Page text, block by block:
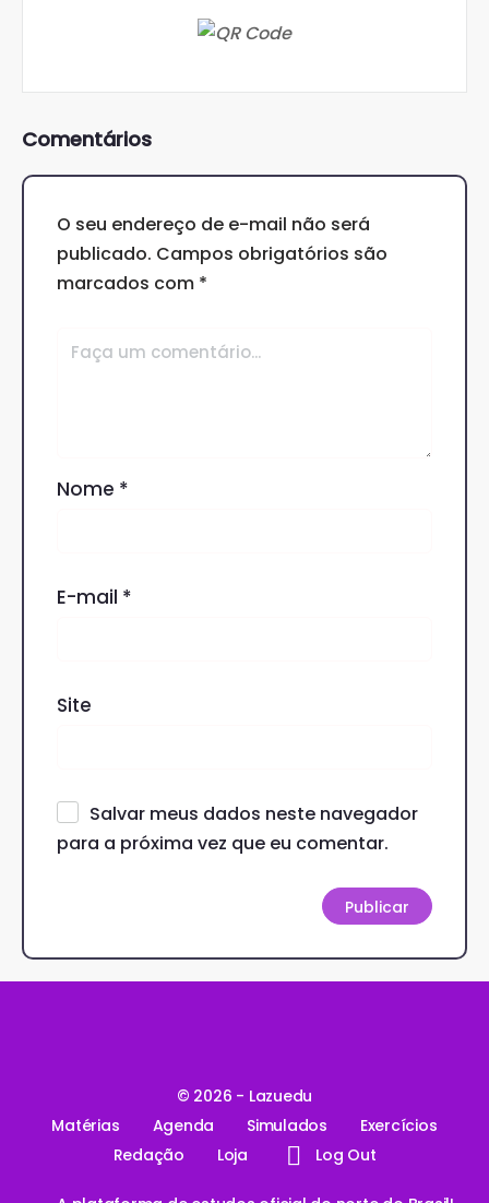
Comentários
O seu endereço de e-mail não será
publicado. Campos obrigatórios são
marcados com *
Nome *
E-mail *
Site
Salvar meus dados neste navegador
para a próxima vez que eu comentar.
© 2026 - Lazuedu
Matérias
Agenda Simulados
Exercícios
Redação
Loja Log Out